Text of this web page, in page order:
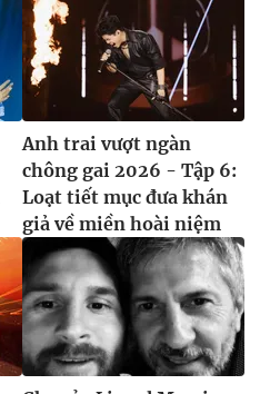
Anh trai vượt ngàn
chông gai 2026 - Tập 6:
Loạt tiết mục đưa khán
giả về miền hoài niệm